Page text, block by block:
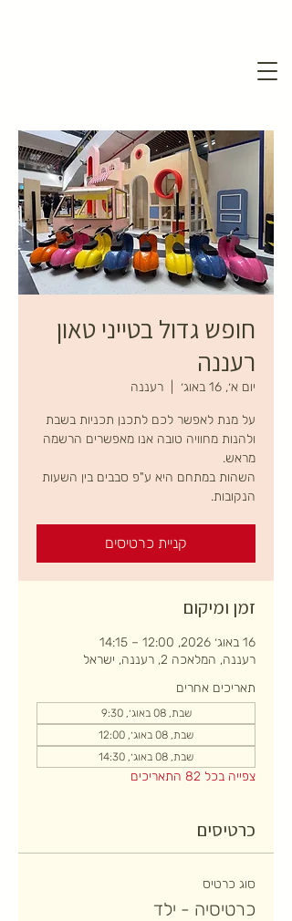
חופש גדול בטייני טאון
רעננה
יום א׳, 16 באוג׳ רעננה
על מנת לאפשר לכם לתכנן תכניות בשבת
ולהנות מחוויה טובה אנו מאפשרים הרשמה
השהות במתחם היא ע"פ סבבים בין השעות
הנקובות.
קניית כרטיסים
זמן ומיקום
16 באוג׳ 2026, 12:00 – 14:15
רעננה, המלאכה 2, רעננה, ישראל
תאריכים אחרים
שבת, 08 באוג׳, 9:30
שבת, 08 באוג׳, 12:00
שבת, 08 באוג׳, 14:30
צפייה בכל 82 התאריכים
כרטיסים
סוג כרטיס
כרטיסיה - ילד